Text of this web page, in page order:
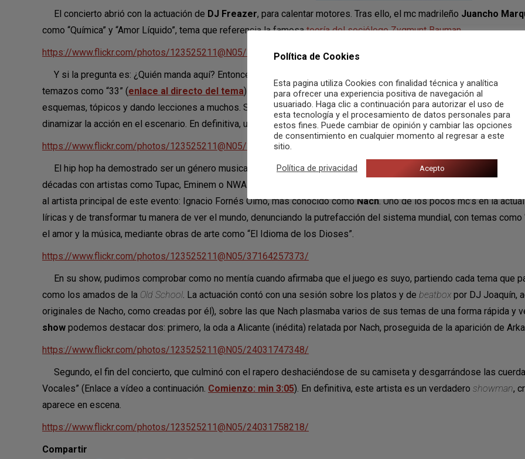
El concierto abrió con la actuación de DJ Freazer, para calentar motores. Tras ello, el mc madrileño Juancho
como “Química” y “Amor Líquido”, tema que referencia la famosateoría del sociólogo Zygmunt Bauman.
https://www.flickr.com/photos/123525211@N05/37164339313/
Y si la pregunta es: ¿Quién manda aquí? Entonces esa es
, demostrándolo cada vez que sube
temazos como “33” (enlace al directo del tema) y “Tengo Un Trato”, probando que las mujeres están presentes en
esquemas, tópicos y dando lecciones a muchos. Su actuación contó, además, con un cuarteto de bailarinas
dinamizar la acción en el escenario. En definitiva, un show bastante entretenido.
https://www.flickr.com/photos/123525211@N05/37835793156/
El hip hop ha demostrado ser un género musical capaz de traspasar barreras políticas,raciales y prácticamente,
décadas con artistas como Tupac, Eminem o NWA. Pero en España no nos quedamos cortos, teniendo como uno
al artista principal de este evento: Ignacio Fornés Olmo, más conocido comoNach. Uno de los pocos mc’s en la
líricas y de transformar tu manera de ver el mundo, denunciando la putrefacción del sistema mundial, con temas
el amor y la música, mediante obras de arte como “El Idioma de los Dioses”.
https://www.flickr.com/photos/123525211@N05/37164257373/
En su show, pudimos comprobar como no mentía cuando afirmaba que el juego es suyo, partiendo cada tema que
como los amados de la Old School. La actuación contó con una sesión sobre los platos y de beatbox por DJ Joaquín,
originales de Nacho, como creadas por él), sobre las que Nach plasmaba varios de sus temas de una forma rápida y
show podemos destacar dos: primero, la oda a Alicante (inédita) relatada por Nach, proseguida de la aparición de
https://www.flickr.com/photos/123525211@N05/24031747348/
Segundo, el fin del concierto, que culminó con el rapero deshaciéndose de su camiseta y desgarrándose las
Vocales” (Enlace a vídeo a continuación. Comienzo: min 3:05). En definitiva, este artista es un verdadero showman,
aparece en escena.
https://www.flickr.com/photos/123525211@N05/24031758218/
Compartir
Política de Cookies
Esta pagina utiliza Cookies con finalidad técnica y analítica
para ofrecer una experiencia positiva de navegación al
usuariado. Haga clic a continuación para autorizar el uso de
esta tecnología y el procesamiento de datos personales para
estos fines. Puede cambiar de opinión y cambiar las opciones
de consentimiento en cualquier momento al regresar a este
sitio.
Política de privacidad Acepto